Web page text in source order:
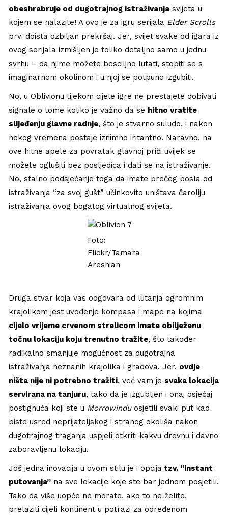
obeshrabruje od dugotrajnog istraživanja svijeta u
kojem se nalazite! A ovo je za igru serijala Elder Scrolls
prvi doista ozbiljan prekršaj. Jer, svijet svake od igara iz
ovog serijala izmišljen je toliko detaljno samo u jednu
svrhu – da njime možete besciljno lutati, stopiti se s
imaginarnom okolinom i u njoj se potpuno izgubiti.
No, u Oblivionu tijekom cijele igre ne prestajete dobivati
signale o tome koliko je važno da se hitno vratite
slijeđenju glavne radnje, što je stvarno suludo, i nakon
nekog vremena postaje iznimno iritantno. Naravno, na
ove hitne apele za povratak glavnoj priči uvijek se
možete oglušiti bez posljedica i dati se na istraživanje.
No, stalno podsjećanje toga da imate prečeg posla od
istraživanja “za svoj gušt” učinkovito uništava čaroliju
istraživanja ovog bogatog virtualnog svijeta.
Foto:
Flickr/Tamara
Areshian
Druga stvar koja vas odgovara od lutanja ogromnim
krajolikom jest uvođenje kompasa i mape na kojima
cijelo vrijeme crvenom strelicom imate obilježenu
točnu lokaciju koju trenutno tražite, što također
radikalno smanjuje mogućnost za dugotrajna
istraživanja neznanih krajolika i gradova. Jer, ovdje
ništa nije ni potrebno tražiti, već vam je svaka lokacija
servirana na tanjuru, tako da je izgubljen i onaj osjećaj
postignuća koji ste u Morrowinduosjetili svaki put kad
biste usred neprijateljskog i stranog okoliša nakon
dugotrajnog traganja uspjeli otkriti kakvu drevnu i davno
zaboravljenu lokaciju.
Još jedna inovacija u ovom stilu je i opcija tzv. “instant
putovanja” na sve lokacije koje ste bar jednom posjetili.
Tako da više uopće ne morate, ako to ne želite,
prelaziti cijeli kontinent u potrazi za određenom